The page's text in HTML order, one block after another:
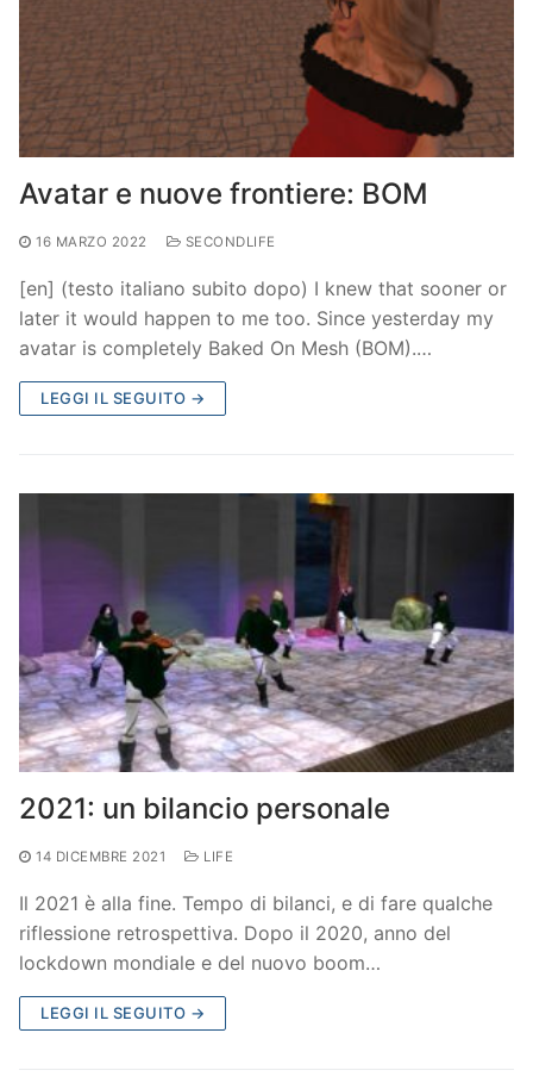
Avatar e nuove frontiere: BOM
16 MARZO 2022 SECONDLIFE
[en] (testo italiano subito dopo) I knew that sooner or
later it would happen to me too. Since yesterday my
avatar is completely Baked On Mesh (BOM).…
LEGGI IL SEGUITO →
2021: un bilancio personale
14 DICEMBRE 2021 LIFE
Il 2021 è alla fine. Tempo di bilanci, e di fare qualche
riflessione retrospettiva. Dopo il 2020, anno del
lockdown mondiale e del nuovo boom…
LEGGI IL SEGUITO →